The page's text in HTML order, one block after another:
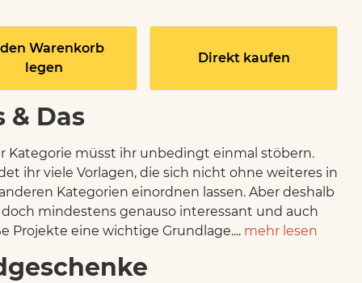
Warenkorb
legen
Direkt kaufen
& Das
Kategorie müsst ihr unbedingt einmal stöbern.
ihr viele Vorlagen, die sich nicht ohne weiteres in
Kategorien einordnen lassen. Aber deshalb
doch mindestens genauso interessant und auch
Projekte eine wichtige Grundlage.... mehr lesen